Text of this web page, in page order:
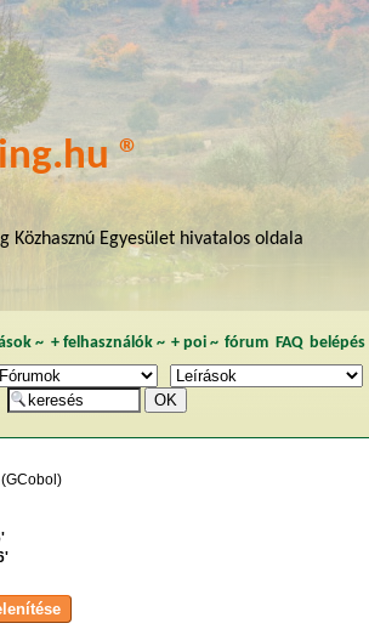
®
Közhasznú Egyesület hivatalos oldala
~ + felhasználók~ + poi~ fórum FAQ belépés
(GCobol)